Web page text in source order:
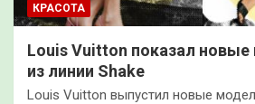
КРАСОТА
Louis Vuitton показал новые
из линии Shake
Louis Vuitton выпустил новые